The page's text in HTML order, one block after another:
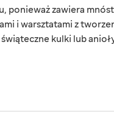
ponieważ zawiera
i warsztatami z
kulki lub